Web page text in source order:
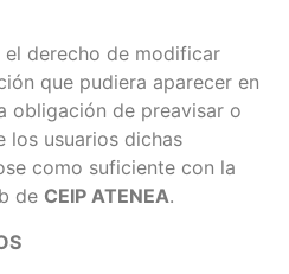
el derecho de modificar
que pudiera aparecer en
obligación de preavisar o
los usuarios dichas
como suficiente con la
de CEIP ATENEA.